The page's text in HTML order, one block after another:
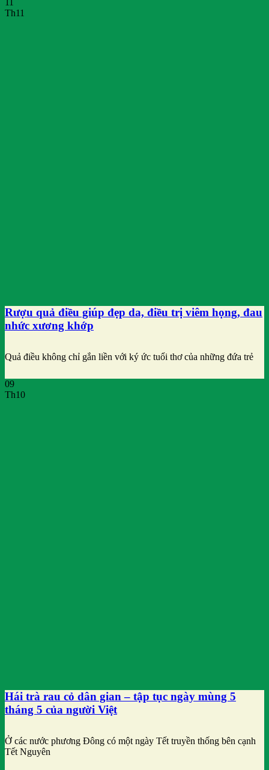
Th11
Rượu quả điều giúp đẹp da, điều trị viêm họng, đau
nhức xương khớp
Quả điều không chỉ gắn liền với ký ức tuổi thơ của những đứa trẻ
09
Th10
Hái trà rau cỏ dân gian – tập tục ngày mùng 5
tháng 5 của người Việt
Ở các nước phương Đông có một ngày Tết truyền thống bên cạnh
Tết Nguyên